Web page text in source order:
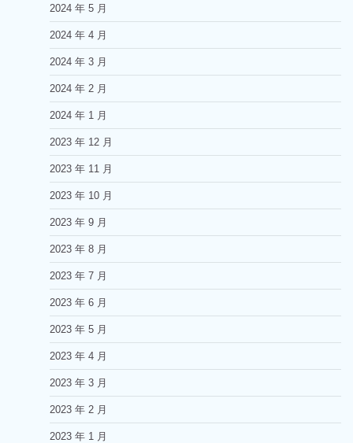
2024 年 5 月
2024 年 4 月
2024 年 3 月
2024 年 2 月
2024 年 1 月
2023 年 12 月
2023 年 11 月
2023 年 10 月
2023 年 9 月
2023 年 8 月
2023 年 7 月
2023 年 6 月
2023 年 5 月
2023 年 4 月
2023 年 3 月
2023 年 2 月
2023 年 1 月